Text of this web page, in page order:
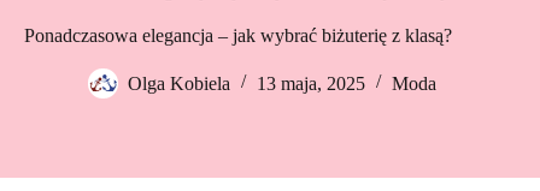
Ponadczasowa elegancja – jak wybrać biżuterię z klasą?
Olga Kobiela 13 maja, 2025 Moda